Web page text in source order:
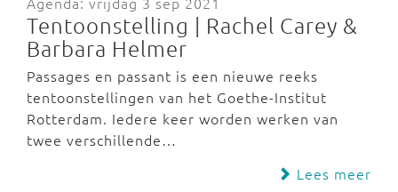
Tentoonstelling | Rachel Carey &
Barbara Helmer
Passages en passant is een nieuwe reeks
tentoonstellingen van het Goethe-Institut
Rotterdam. Iedere keer worden werken van
twee verschillende…
Lees meer